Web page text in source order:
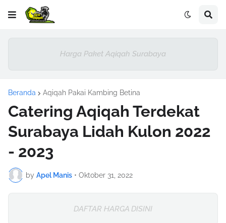
Harga Paket Aqiqah Surabaya
Beranda Aqiqah Pakai Kambing Betina
Catering Aqiqah Terdekat
Surabaya Lidah Kulon 2022
- 2023
by Apel Manis • Oktober 31, 2022
DAFTAR HARGA DISINI